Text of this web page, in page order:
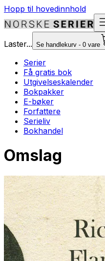
Hopp til hovedinnhold
Laster... Se handlekurv - 0 vare
Serier
Få gratis bok
Utgivelseskalender
Bokpakker
E-bøker
Forfattere
Serieliv
Bokhandel
Omslag